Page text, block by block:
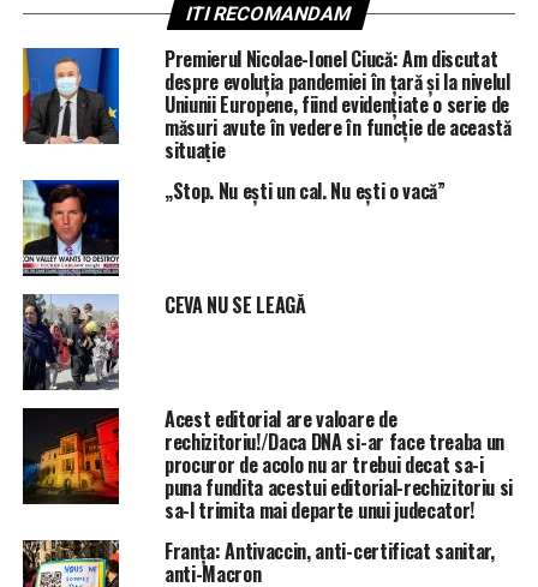
ITI RECOMANDAM
Premierul Nicolae-Ionel Ciucă: Am discutat
despre evoluția pandemiei în țară și la nivelul
Uniunii Europene, fiind evidențiate o serie de
măsuri avute în vedere în funcție de această
situație
„Stop. Nu ești un cal. Nu ești o vacă”
CEVA NU SE LEAGĂ
Acest editorial are valoare de
rechizitoriu!/Daca DNA si-ar face treaba un
procuror de acolo nu ar trebui decat sa-i
puna fundita acestui editorial-rechizitoriu si
sa-l trimita mai departe unui judecator!
Franța: Antivaccin, anti-certificat sanitar,
anti-Macron